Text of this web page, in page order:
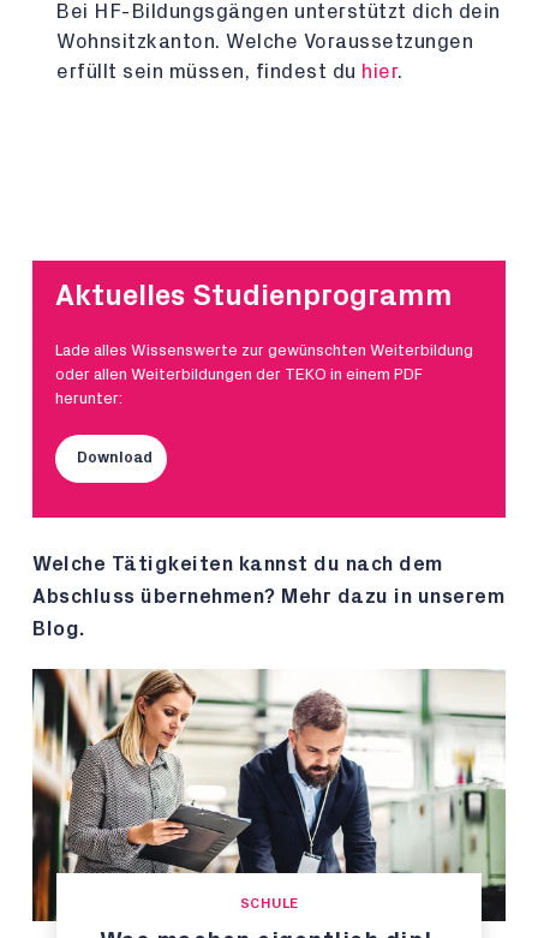
Bei HF-Bildungsgängen unterstützt dich dein
Wohnsitzkanton. Welche Voraussetzungen
erfüllt sein müssen, findest du hier.
Aktuelles Studienprogramm
Lade alles Wissenswerte zur gewünschten Weiterbildung
oder allen Weiterbildungen der TEKO in einem PDF
herunter:
Download
Welche Tätigkeiten kannst du nach dem
Abschluss übernehmen? Mehr dazu in unserem
Blog.
SCHULE